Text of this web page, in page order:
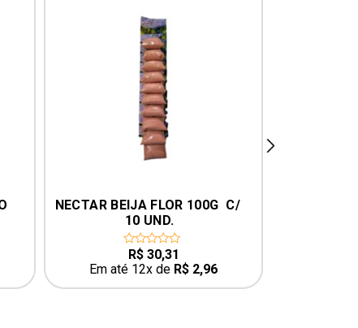
NECTAR BEIJA FLOR 100G  C/
10 UND.
0
out
of
5
R$30,31
Em até 12x de R$ 2,96
next